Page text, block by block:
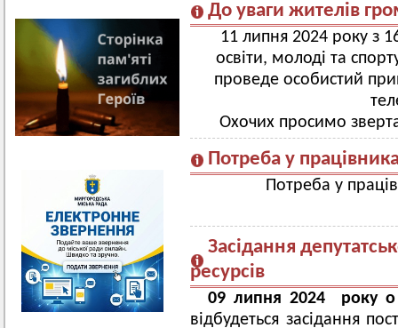
До уваги жителів
11 липня 2024 року з
освіти, молоді та
проведе особистий
Охочих просимо
Потреба у
Потреба у
Засідання
ресурсів
09 липня 2024 року
відбудеться засідання